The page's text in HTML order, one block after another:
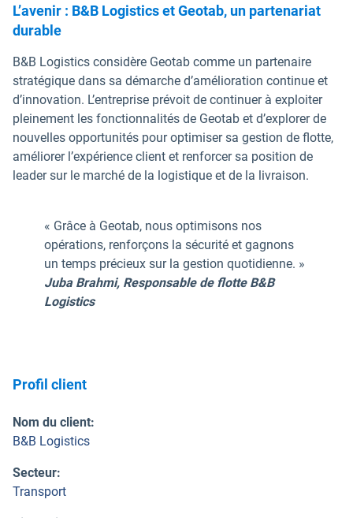
L’avenir : B&B Logistics et Geotab, un partenariat
durable
B&B Logistics considère Geotab comme un partenaire
stratégique dans sa démarche d’amélioration continue et
d’innovation. L’entreprise prévoit de continuer à exploiter
pleinement les fonctionnalités de Geotab et d’explorer de
nouvelles opportunités pour optimiser sa gestion de flotte,
améliorer l’expérience client et renforcer sa position de
leader sur le marché de la logistique et de la livraison.
« Grâce à Geotab, nous optimisons nos
opérations, renforçons la sécurité et gagnons
un temps précieux sur la gestion quotidienne. »
Juba Brahmi, Responsable de flotte B&B
Logistics
Profil client
Nom du client:
B&B Logistics
Secteur:
Transport